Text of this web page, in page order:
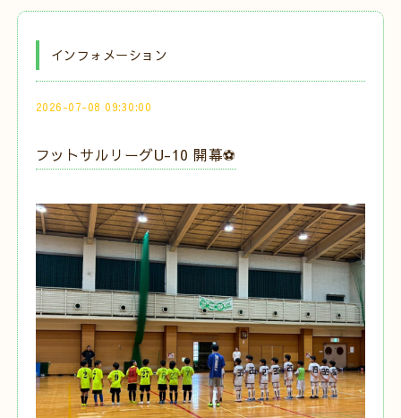
インフォメーション
2026-07-08 09:30:00
フットサルリーグU-10 開幕⚽️